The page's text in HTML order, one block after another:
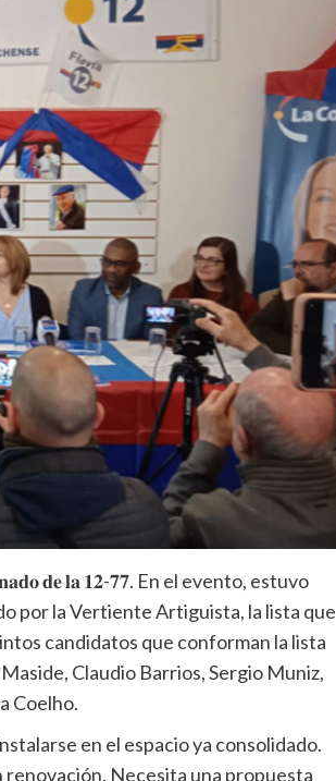
𝐝𝐞 𝐥𝐚 𝟏𝟐-𝟕𝟕. En el evento, estuvo
por la Vertiente Artiguista, la lista que
candidatos que conforman la lista
Claudio Barrios, Sergio Muniz,
Coelho.
en el espacio ya consolidado.
Necesita una propuesta